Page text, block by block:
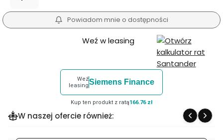
Powiadom mnie o dostępności
Weź w leasing
Weź
leasingSiemens Finance
Kup ten produkt z ratą166.76 zł
W naszej ofercie również: